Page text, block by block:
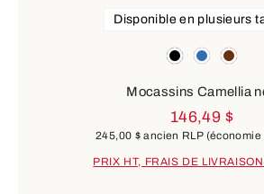
blackblue brown
Disponible en plusieurs
Mocassins Camellia
146,49 $
245,00 $ ancien RLP (économie
PRIX HT, FRAIS DE